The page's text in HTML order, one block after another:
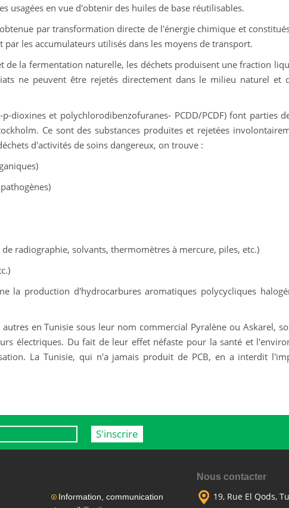
en vue d'obtenir des huiles de base réutilisables.
par transformation directe de l'énergie chimique et
les accumulateurs utilisés dans les moyens de transport.
de la fermentation naturelle, les déchets produisent une fraction
ne peuvent être rejetés directement dans le milieu naturel et
dioxines et polychlorodibenzofuranes- PCDD/PCDF) font parties
Ce sont des substances produites et rejetées
d'activités de soins dangereux, on trouve :
radiographie, solvants, thermomètres à mercure, piles, etc.)
la production d'hydrocarbures aromatiques polycycliques
en Tunisie sous leur nom commercial Pyralène ou Askarel,
électriques. Du fait de leur effet néfaste pour la santé et
La Tunisie, qui n'a jamais produit de PCB, en a interdit
Information, communication
Nous contacter
19, Rue El Qods,